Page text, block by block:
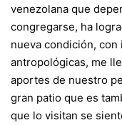
venezolana que
congregarse, ha
nueva condición,
antropológicas, me
aportes de nuestro
gran patio que es
que lo visitan se